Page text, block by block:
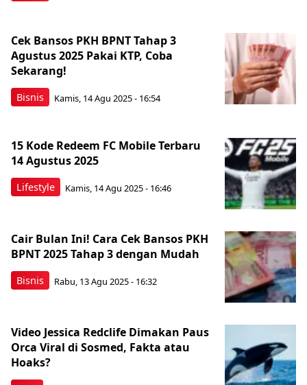
Bisnis
Cek Bansos PKH BPNT Tahap 3
Agustus 2025 Pakai KTP, Coba
Sekarang!
Kamis, 14 Agu 2025 - 16:54
Lifestyle
15 Kode Redeem FC Mobile Terbaru
14 Agustus 2025
Kamis, 14 Agu 2025 - 16:46
Bisnis
Cair Bulan Ini! Cara Cek Bansos PKH
BPNT 2025 Tahap 3 dengan Mudah
Rabu, 13 Agu 2025 - 16:32
Video Jessica Redclife Dimakan Paus
Orca Viral di Sosmed, Fakta atau
Hoaks?